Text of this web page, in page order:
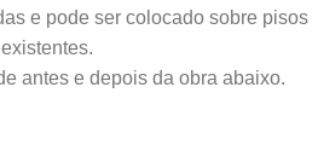
e pode ser colocado sobre pisos
existentes.
antes e depois da obra abaixo.